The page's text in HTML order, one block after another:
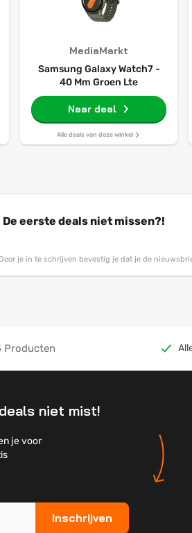
MediaMarkt
Samsung Galaxy Watch7 -
40 Mm Groen Lte
Naar deal
Alle deals van deze winkel
De eerste deals niet missen?!
Door je in te schrijven bevestig je dat je de
Producten
niet mist!
je voor
Inschrijven